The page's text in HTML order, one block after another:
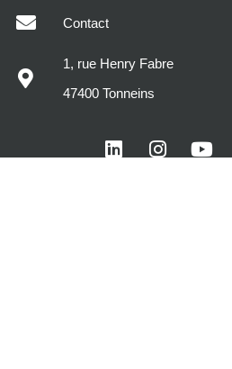
Contact
1, rue Henry Fabre
47400 Tonneins